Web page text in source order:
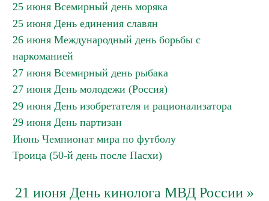
25 июня Всемирный день моряка
25 июня День единения славян
26 июня Международный день борьбы с
наркоманией
27 июня Всемирный день рыбака
27 июня День молодежи (Россия)
29 июня День изобретателя и рационализатора
29 июня День партизан
Июнь Чемпионат мира по футболу
Троица (50-й день после Пасхи)
21 июня День кинолога МВД России »